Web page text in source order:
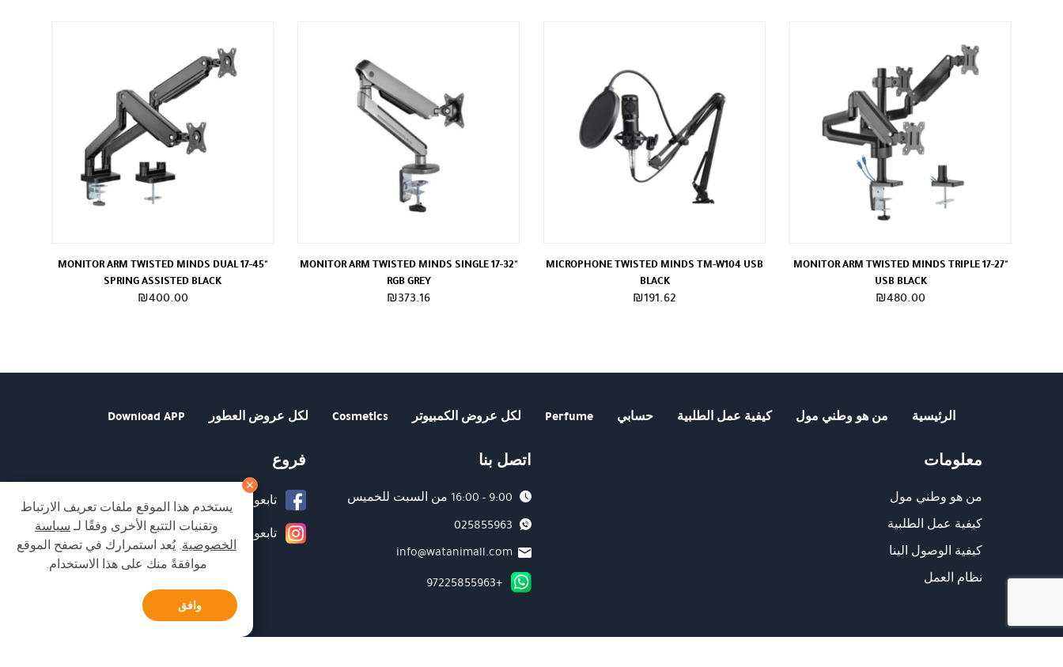
MONITOR ARM TWISTED MINDS TRIPLE 17-27"
USB BLACK
₪480.00
MICROPHONE TWISTED MINDS TM-W104 USB
BLACK
₪191.62
MONITOR ARM TWISTED MINDS SINGLE 17-32"
RGB GREY
₪373.16
MONITOR ARM TWISTED MINDS DUAL 17-45"
SPRING ASSISTED BLACK
₪400.00
الرئيسية من هو وطني مول كيفية عمل الطلبية حسابي Perfume لكل عروض الكمبيوتر Cosmetics لكل عروض العطور Download APP
معلومات
من هو وطني مول
كيفية عمل الطلبية
كيفية الوصول الينا
نظام العمل
اتصل بنا
9:00 - 16:00 من السبت للخميس
025855963
info@watanimall.com
+97225855963
فروع
تابعونا على صفحة الفيسبوك
تابعونا على انستغرام
يستخدم هذا الموقع ملفات تعريف الارتباط
وتقنيات التتبع الأخرى وفقًا لـسياسة
الخصوصية. يُعد استمرارك في تصفح الموقع
موافقةً منك على هذا الاستخدام.
وافق